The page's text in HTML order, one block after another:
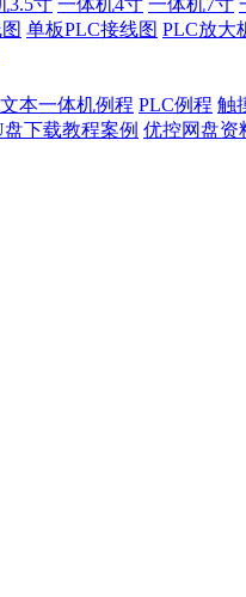
3.5寸 一体机4寸 一体机7寸
单板PLC接线图 PLC放大
本一体机例程 PLC例程 触
盘下载教程案例 优控网盘资